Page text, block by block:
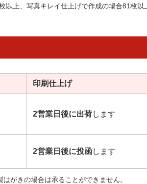
上、写真キレイ仕上げで作成の場合81枚以
印刷仕上げ
2営業日後に出荷します
2営業日後に投函します
がきの場合は承ることができません。